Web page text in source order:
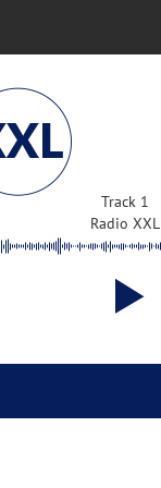
Track 1
Radio XXL